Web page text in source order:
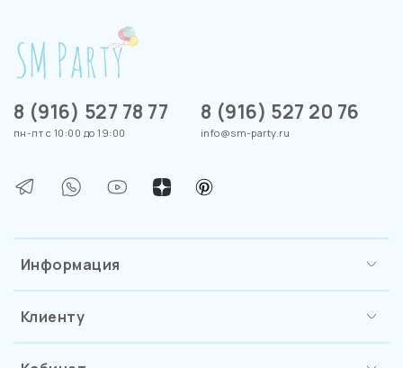
Информация
Клиенту
8 (916) 527 78 77
пн-пт с 10:00 до 19:00
8 (916) 527 20 76
info@sm-party.ru